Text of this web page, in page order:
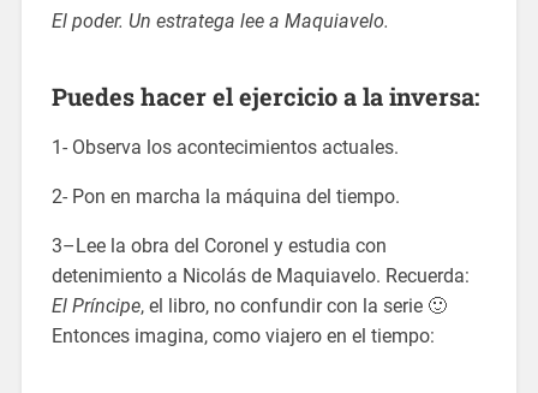
El poder. Un estratega lee a Maquiavelo.
Puedes hacer el ejercicio a la inversa:
1- Observa los acontecimientos actuales.
2- Pon en marcha la máquina del tiempo.
3–Lee la obra del Coronel y estudia con
detenimiento a Nicolás de Maquiavelo. Recuerda:
El Príncipe, el libro, no confundir con la serie 🙂
Entonces imagina, como viajero en el tiempo: